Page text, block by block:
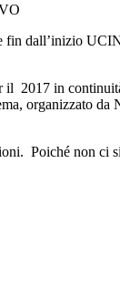
fin dall’inizio
il 2017 in
organizzato da
Poiché non ci